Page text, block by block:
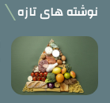
نوشته های تازه